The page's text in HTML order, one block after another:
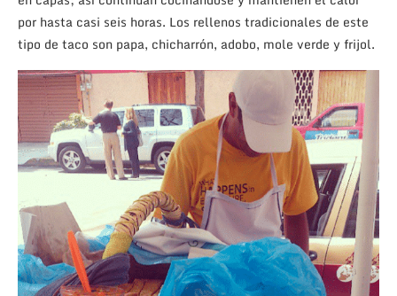
por hasta casi seis horas. Los rellenos tradicionales de este
tipo de taco son papa, chicharrón, adobo, mole verde y frijol.